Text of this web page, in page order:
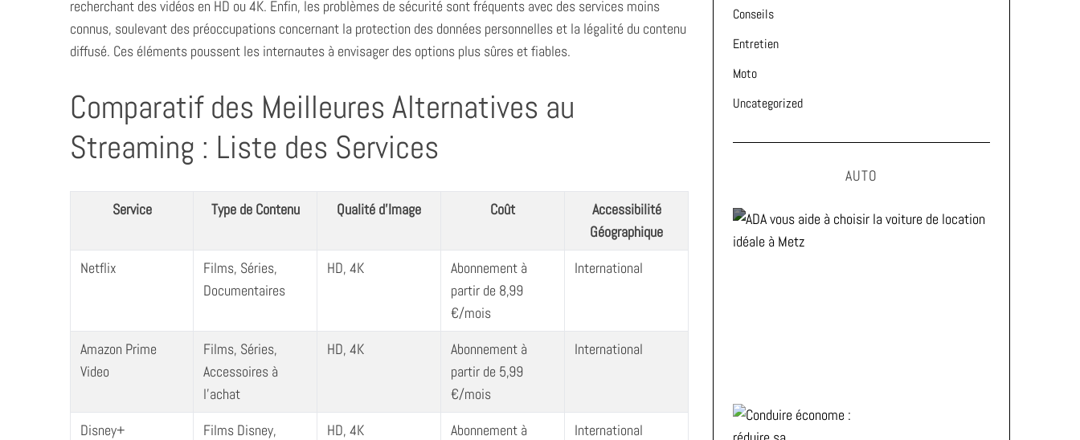
recherchant des vidéos en HD ou 4K. Enfin, les problèmes de sécurité sont fréquents avec des services moins
connus, soulevant des préoccupations concernant la protection des données personnelles et la légalité du contenu
diffusé. Ces éléments poussent les internautes à envisager des options plus sûres et fiables.
Comparatif des Meilleures Alternatives au
Streaming : Liste des Services
Service Type de Contenu Qualité d’Image Coût
Accessibilité
Géographique
Netflix
Films, Séries,
Documentaires
HD, 4K
Abonnement à
partir de 8,99
€/mois
International
Amazon Prime
Video
Films, Séries,
Accessoires à
l’achat
HD, 4K
Abonnement à
partir de 5,99
€/mois
International
Disney+
Films Disney,
HD, 4K
Abonnement à
International
Conseils
Entretien
Moto
Uncategorized
AUTO
c